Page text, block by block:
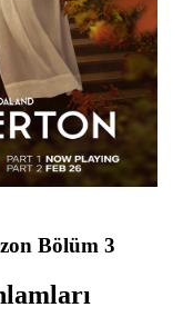
Bölüm 3